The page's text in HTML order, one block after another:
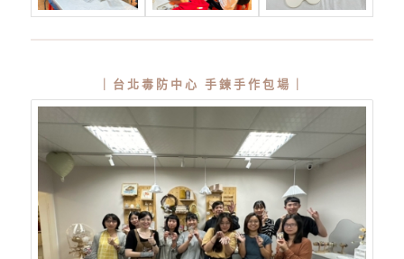
｜台北毒防中心 手鍊手作包場｜